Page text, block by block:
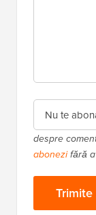
despre
abonezifără a